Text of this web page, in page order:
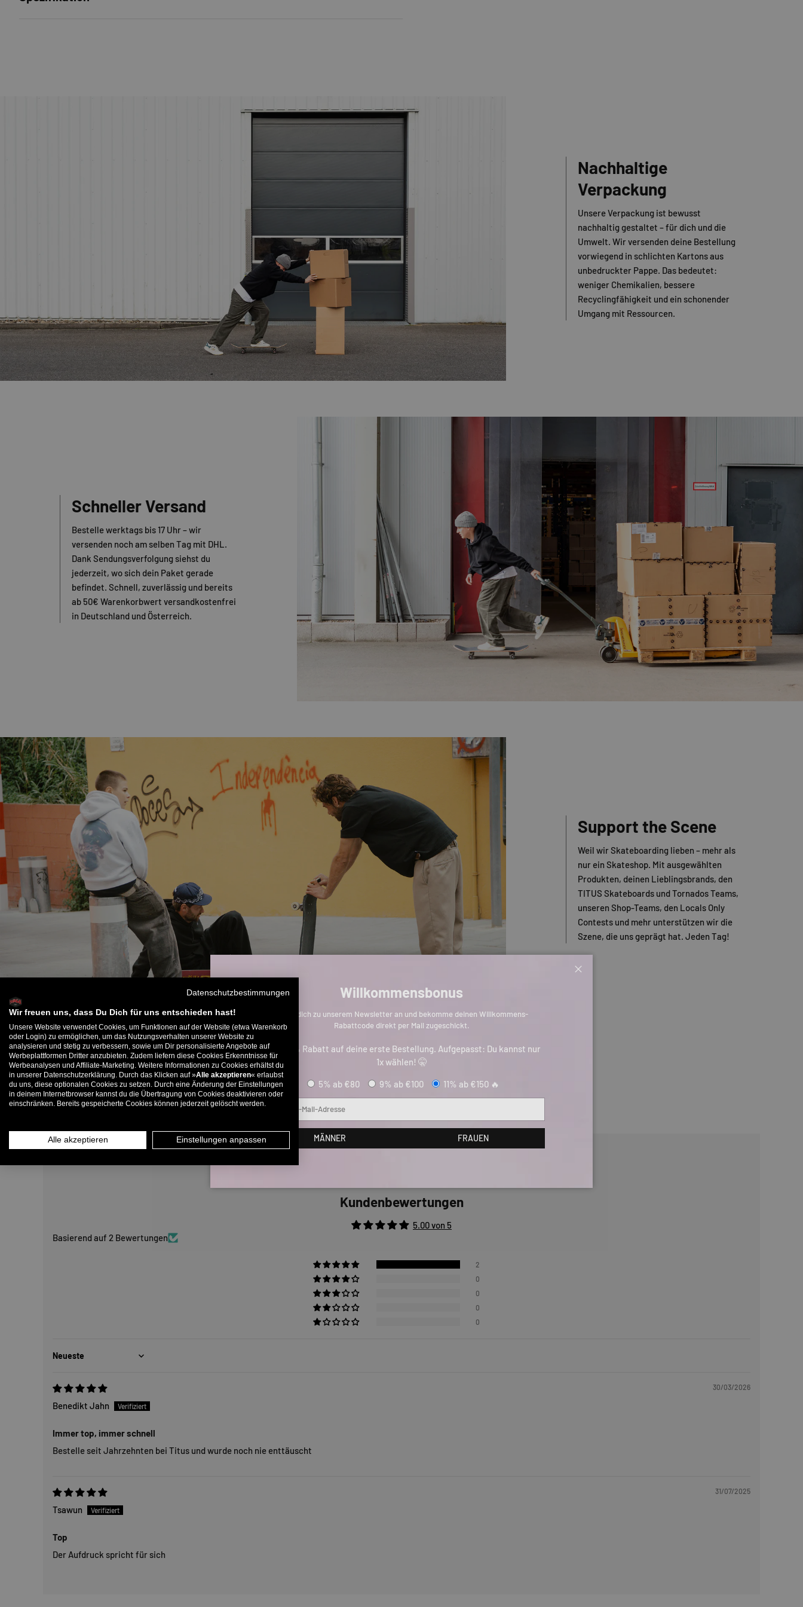
Nachhaltige
Verpackung
Unsere Verpackung ist bewusst
nachhaltig gestaltet – für dich und die
Umwelt. Wir versenden deine Bestellung
vorwiegend in schlichten Kartons aus
unbedruckter Pappe. Das bedeutet:
weniger Chemikalien, bessere
Recyclingfähigkeit und ein schonender
Umgang mit Ressourcen.
Schneller Versand
Bestelle werktags bis 17 Uhr – wir
versenden noch am selben Tag mit DHL.
Dank Sendungsverfolgung siehst du
jederzeit, wo sich dein Paket gerade
befindet. Schnell, zuverlässig und bereits
ab 50€ Warenkorbwert versandkostenfrei
in Deutschland und Österreich.
Support the Scene
Weil wir Skateboarding lieben – mehr als
nur ein Skateshop. Mit ausgewählten
Produkten, deinen Lieblingsbrands, den
TITUS Skateboards und Tornados Teams,
unseren Shop-Teams, den Locals Only
Contests und mehr unterstützen wir die
Szene, die uns geprägt hat. Jeden Tag!
Kundenbewertungen
5.00 von 5
Basierend auf 2 Bewertungen
2
0
0
0
0
Sort by
30/03/2026
Benedikt Jahn
Immer top, immer schnell
Bestelle seit Jahrzehnten bei Titus und wurde noch nie enttäuscht
31/07/2025
Tsawun
Top
Der Aufdruck spricht für sich
Willkommensbonus
Melde dich zu unserem Newsletter an und bekomme deinen Willkommens-
Rabattcode direkt per Mail zugeschickt.
Bis zu 11% Rabatt auf deine erste Bestellung. Aufgepasst: Du kannst nur
1x wählen! 🤫
5% ab €80 9% ab €100 11% ab €150 🔥
E-Mail
MÄNNER FRAUEN
Datenschutzbestimmungen
Wir freuen uns, dass Du Dich für uns entschieden hast!
Unsere Website verwendet Cookies, um Funktionen auf der Website (etwa Warenkorb
oder Login) zu ermöglichen, um das Nutzungsverhalten unserer Website zu
analysieren und stetig zu verbessern, sowie um Dir personalisierte Angebote auf
Werbeplattformen Dritter anzubieten. Zudem liefern diese Cookies Erkenntnisse für
Werbeanalysen und Affiliate-Marketing. Weitere Informationen zu Cookies erhältst du
in unserer Datenschutzerklärung. Durch das Klicken auf »Alle akzeptieren« erlaubst
du uns, diese optionalen Cookies zu setzen. Durch eine Änderung der Einstellungen
in deinem Internetbrowser kannst du die Übertragung von Cookies deaktivieren oder
einschränken. Bereits gespeicherte Cookies können jederzeit gelöscht werden.
Alle akzeptieren Einstellungen anpassen